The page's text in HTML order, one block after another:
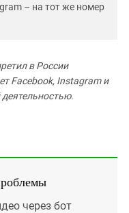
– на тот же номер
в России
Facebook, Instagram и
деятельностью.
через бот